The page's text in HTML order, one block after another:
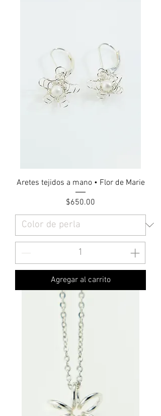
Aretes tejidos a mano • Flor de Marie
Precio
$650.00
Agregar al carrito